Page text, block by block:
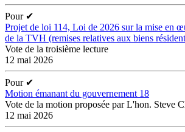
Pour ✔
Projet de loi 114, Loi de 2026 sur la mise en
de la TVH (remises relatives aux biens
Vote de la troisième lecture
12 mai 2026
Pour ✔
Motion émanant du gouvernement 18
Vote de la motion proposée par L'hon. Steve
12 mai 2026